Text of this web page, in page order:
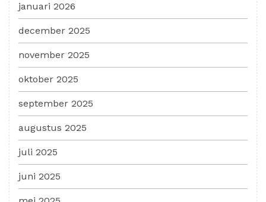
januari 2026
december 2025
november 2025
oktober 2025
september 2025
augustus 2025
juli 2025
juni 2025